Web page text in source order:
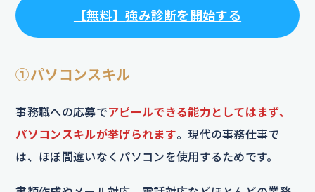
【無料】強み診断を開始する
①パソコンスキル
事務職への応募でアピールできる能力としてはまず、
パソコンスキルが挙げられます。現代の事務仕事で
は、ほぼ間違いなくパソコンを使用するためです。